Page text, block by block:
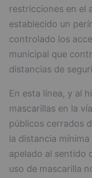
restricciones en el
establecido un
controlado los
municipal que
distancias de
En esta línea, y al
mascarillas en la
públicos cerrados
la distancia
apelado al sentido
uso de mascarilla